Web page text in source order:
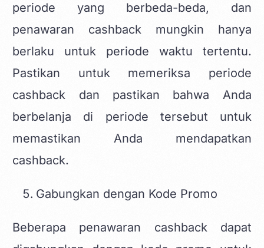
periode yang berbeda-beda, dan
penawaran cashback mungkin hanya
berlaku untuk periode waktu tertentu.
Pastikan untuk memeriksa periode
cashback dan pastikan bahwa Anda
berbelanja di periode tersebut untuk
memastikan Anda mendapatkan
cashback.
Gabungkan dengan Kode Promo
Beberapa penawaran cashback dapat